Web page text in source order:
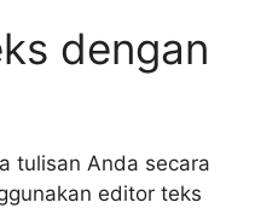
dengan
tulisan Anda secara
editor teks